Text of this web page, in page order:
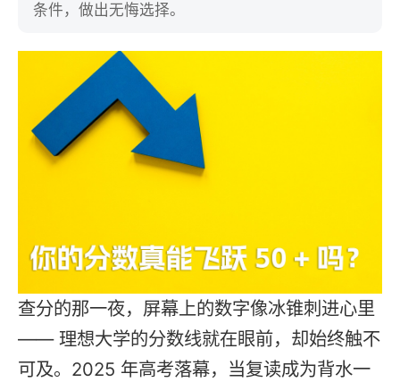
条件，做出无悔选择。
查分的那一夜，屏幕上的数字像冰锥刺进心里
—— 理想大学的分数线就在眼前，却始终触不
可及。2025 年高考落幕，当复读成为背水一